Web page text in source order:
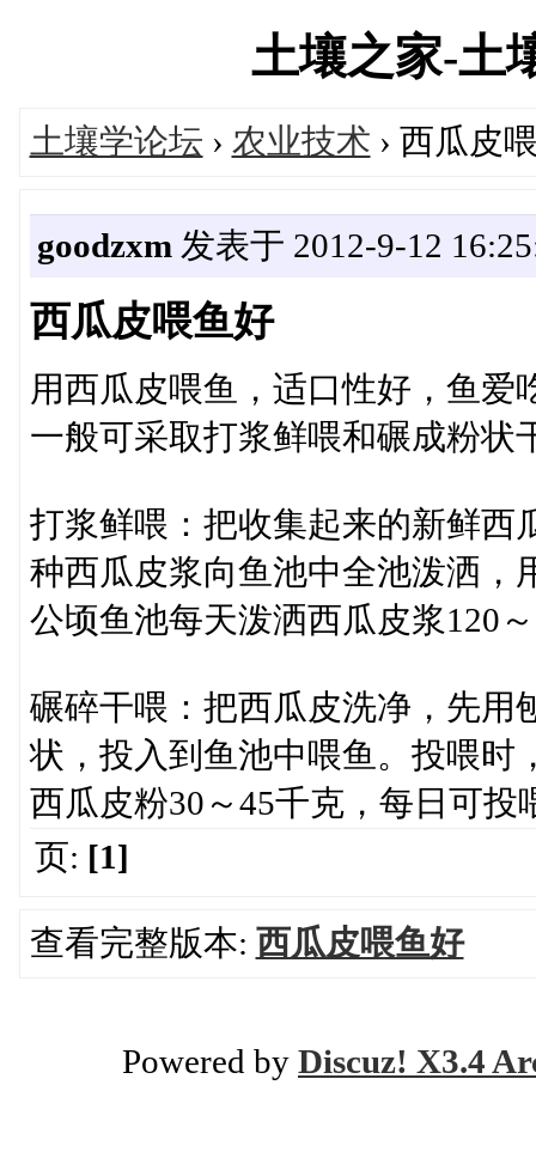
土壤之家-土
土壤学论坛 › 农业技术 › 西瓜皮
goodzxm 发表于 2012-9-12
西瓜皮喂鱼好
用西瓜皮喂鱼，适口性好，鱼爱
一般可采取打浆鲜喂和碾成粉状
打浆鲜喂：把收集起来的新鲜西
种西瓜皮浆向鱼池中全池泼洒，
公顷鱼池每天泼洒西瓜皮浆120
碾碎干喂：把西瓜皮洗净，先用
状，投入到鱼池中喂鱼。投喂时
西瓜皮粉30～45千克，每日可投
页: [1]
查看完整版本: 西瓜皮喂鱼好
Powered by Discuz! X3.4